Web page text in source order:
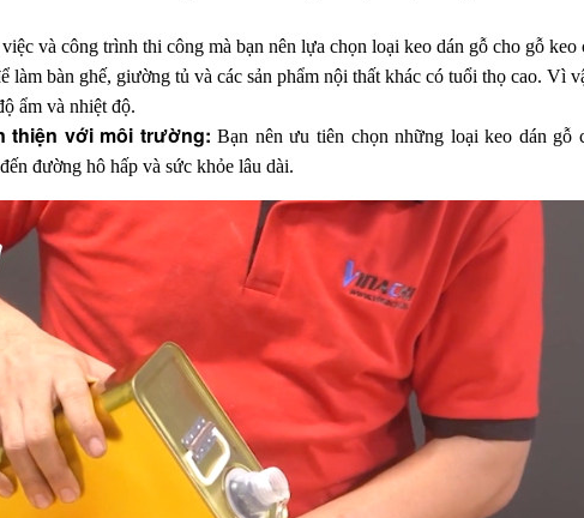
và công trình thi công mà bạn nên lựa chọn loại keo dán gỗ cho gỗ
làm bàn ghế, giường tủ và các sản phẩm nội thất khác có tuổi thọ cao. Vì
ẩm và nhiệt độ.
thiện với môi trường: Bạn nên ưu tiên chọn những loại keo dán
đường hô hấp và sức khỏe lâu dài.